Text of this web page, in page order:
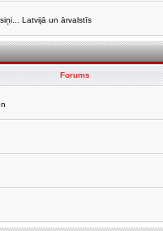
Latvijā un ārvalstīs
Forums